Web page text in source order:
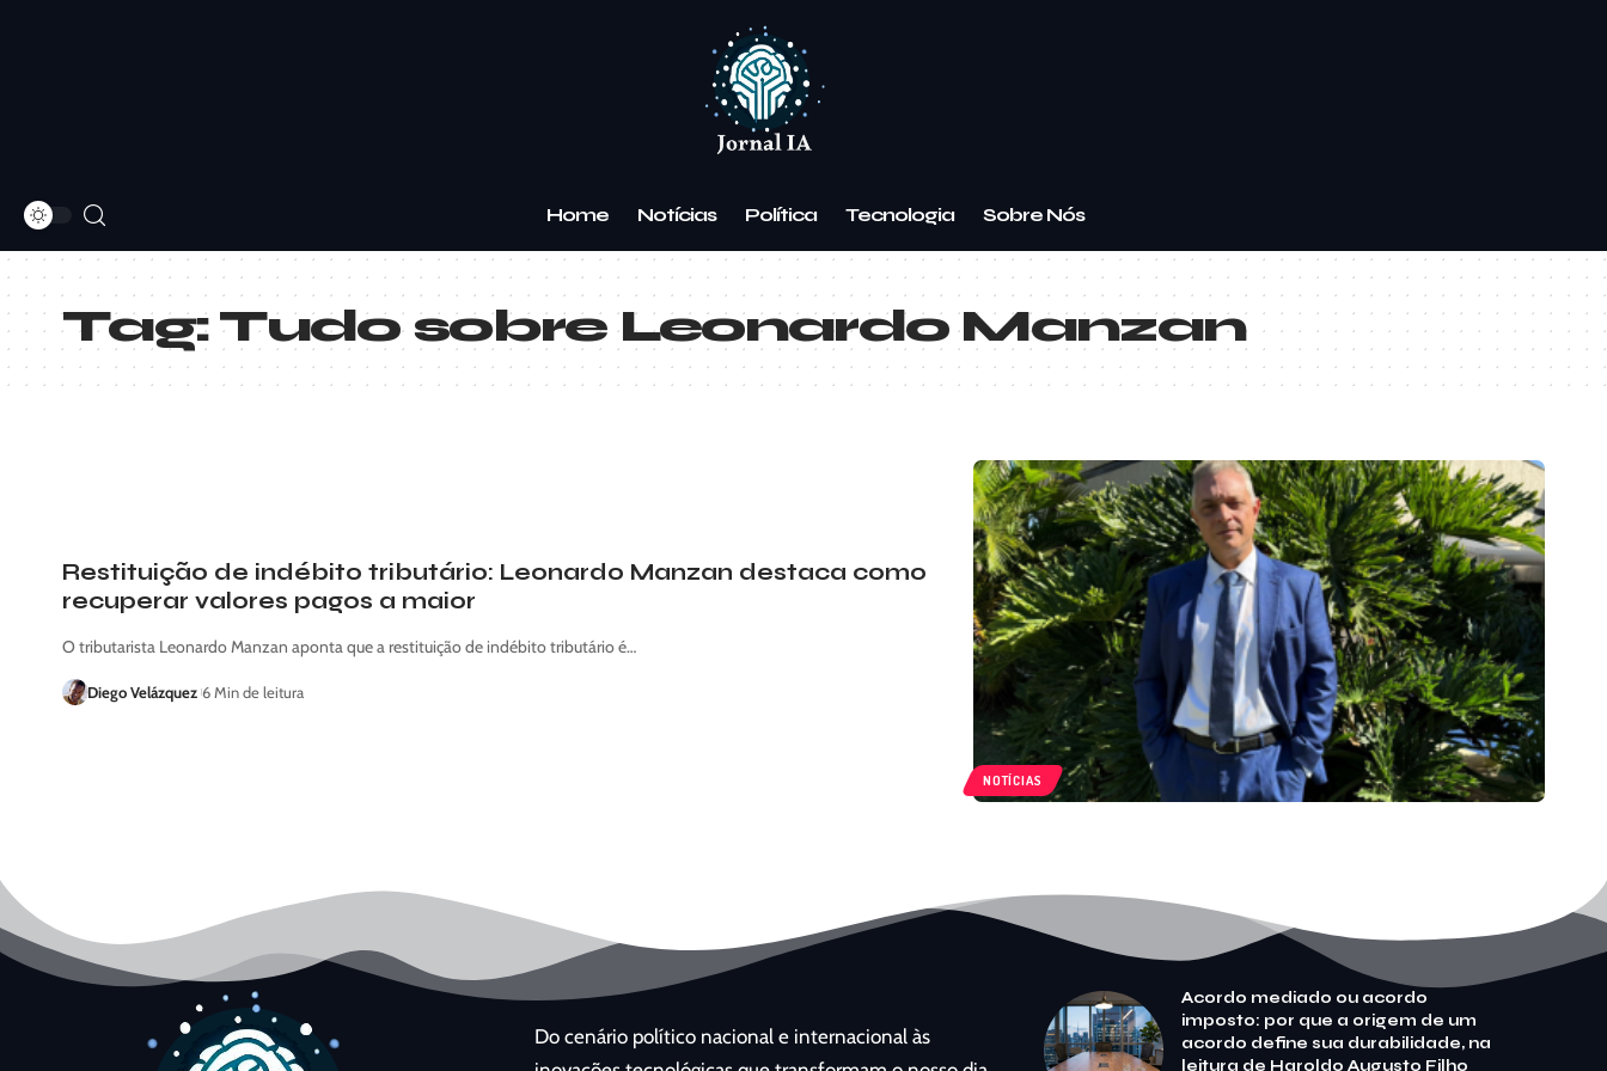
Home Notícias Política Tecnologia Sobre Nós
Tag: Tudo sobre Leonardo Manzan
NOTÍCIAS
Restituição de indébito tributário: Leonardo Manzan destaca como
recuperar valores pagos a maior
O tributarista Leonardo Manzan aponta que a restituição de indébito tributário é…
Diego Velázquez 6 Min de leitura
Do cenário político nacional e internacional às
Acordo mediado ou acordo
imposto: por que a origem de um
acordo define sua durabilidade, na
leitura de Haroldo Augusto Filho